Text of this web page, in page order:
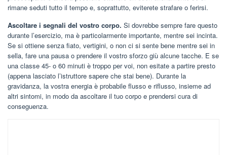
rimane seduti tutto il tempo e, soprattutto, eviterete strafare o ferirsi.
Ascoltare i segnali del vostro corpo. Si dovrebbe sempre fare questo
durante l’esercizio, ma è particolarmente importante, mentre sei incinta.
Se si ottiene senza fiato, vertigini, o non ci si sente bene mentre sei in
sella, fare una pausa o prendere il vostro sforzo giù alcune tacche. E se
una classe 45- o 60 minuti è troppo per voi, non esitate a partire presto
(appena lasciato l’istruttore sapere che stai bene). Durante la
gravidanza, la vostra energia è probabile flusso e riflusso, insieme ad
altri sintomi, in modo da ascoltare il tuo corpo e prendersi cura di
conseguenza.